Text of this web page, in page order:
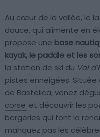
Au cœur de la vallée, le
douce, qui alimente en
propose une base
kayak, le paddle et les
la station de ski du Val
pistes enneigées.
de Bastelica, venez
corse et découvrir les
bergeries qui font la
manquez pas les